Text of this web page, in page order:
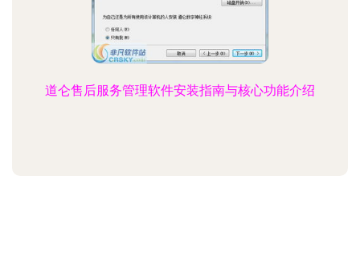
道仑售后服务管理软件安装指南与核心功能介绍